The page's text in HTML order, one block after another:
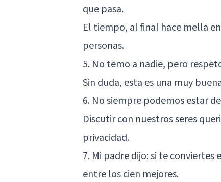
que pasa.
El tiempo, al final hace mella
personas.
5. No temo a nadie, pero
Sin duda, esta es una muy
6. No siempre podemos estar
Discutir con nuestros seres
privacidad.
7. Mi padre dijo: si te
entre los cien mejores.